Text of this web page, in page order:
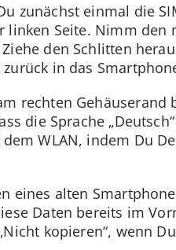
zunächst einmal die
linken Seite. Nimm
den Schlitten
in das
rechten
die Sprache
WLAN, indem Du
eines alten
Daten bereits im
kopieren“, wenn